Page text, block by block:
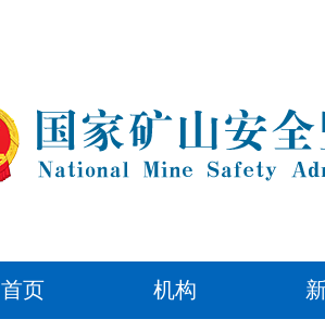
首页 机构